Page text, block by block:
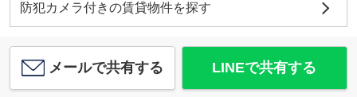
防犯カメラ付きの賃貸物件を探す
メールで共有する LINEで共有する